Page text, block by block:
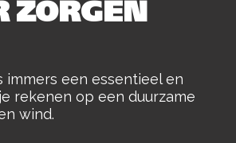
ZORGEN
immers een essentieel en
rekenen op een duurzame
wind.